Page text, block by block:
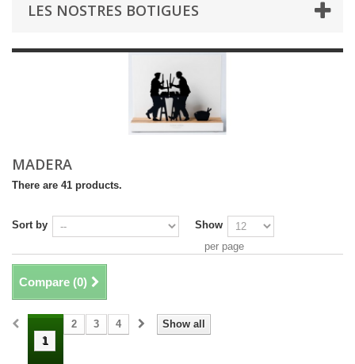
LES NOSTRES BOTIGUES
MADERA
There are 41 products.
Sort by
Show
per page
Compare (0)
Show all
1
2 3 4